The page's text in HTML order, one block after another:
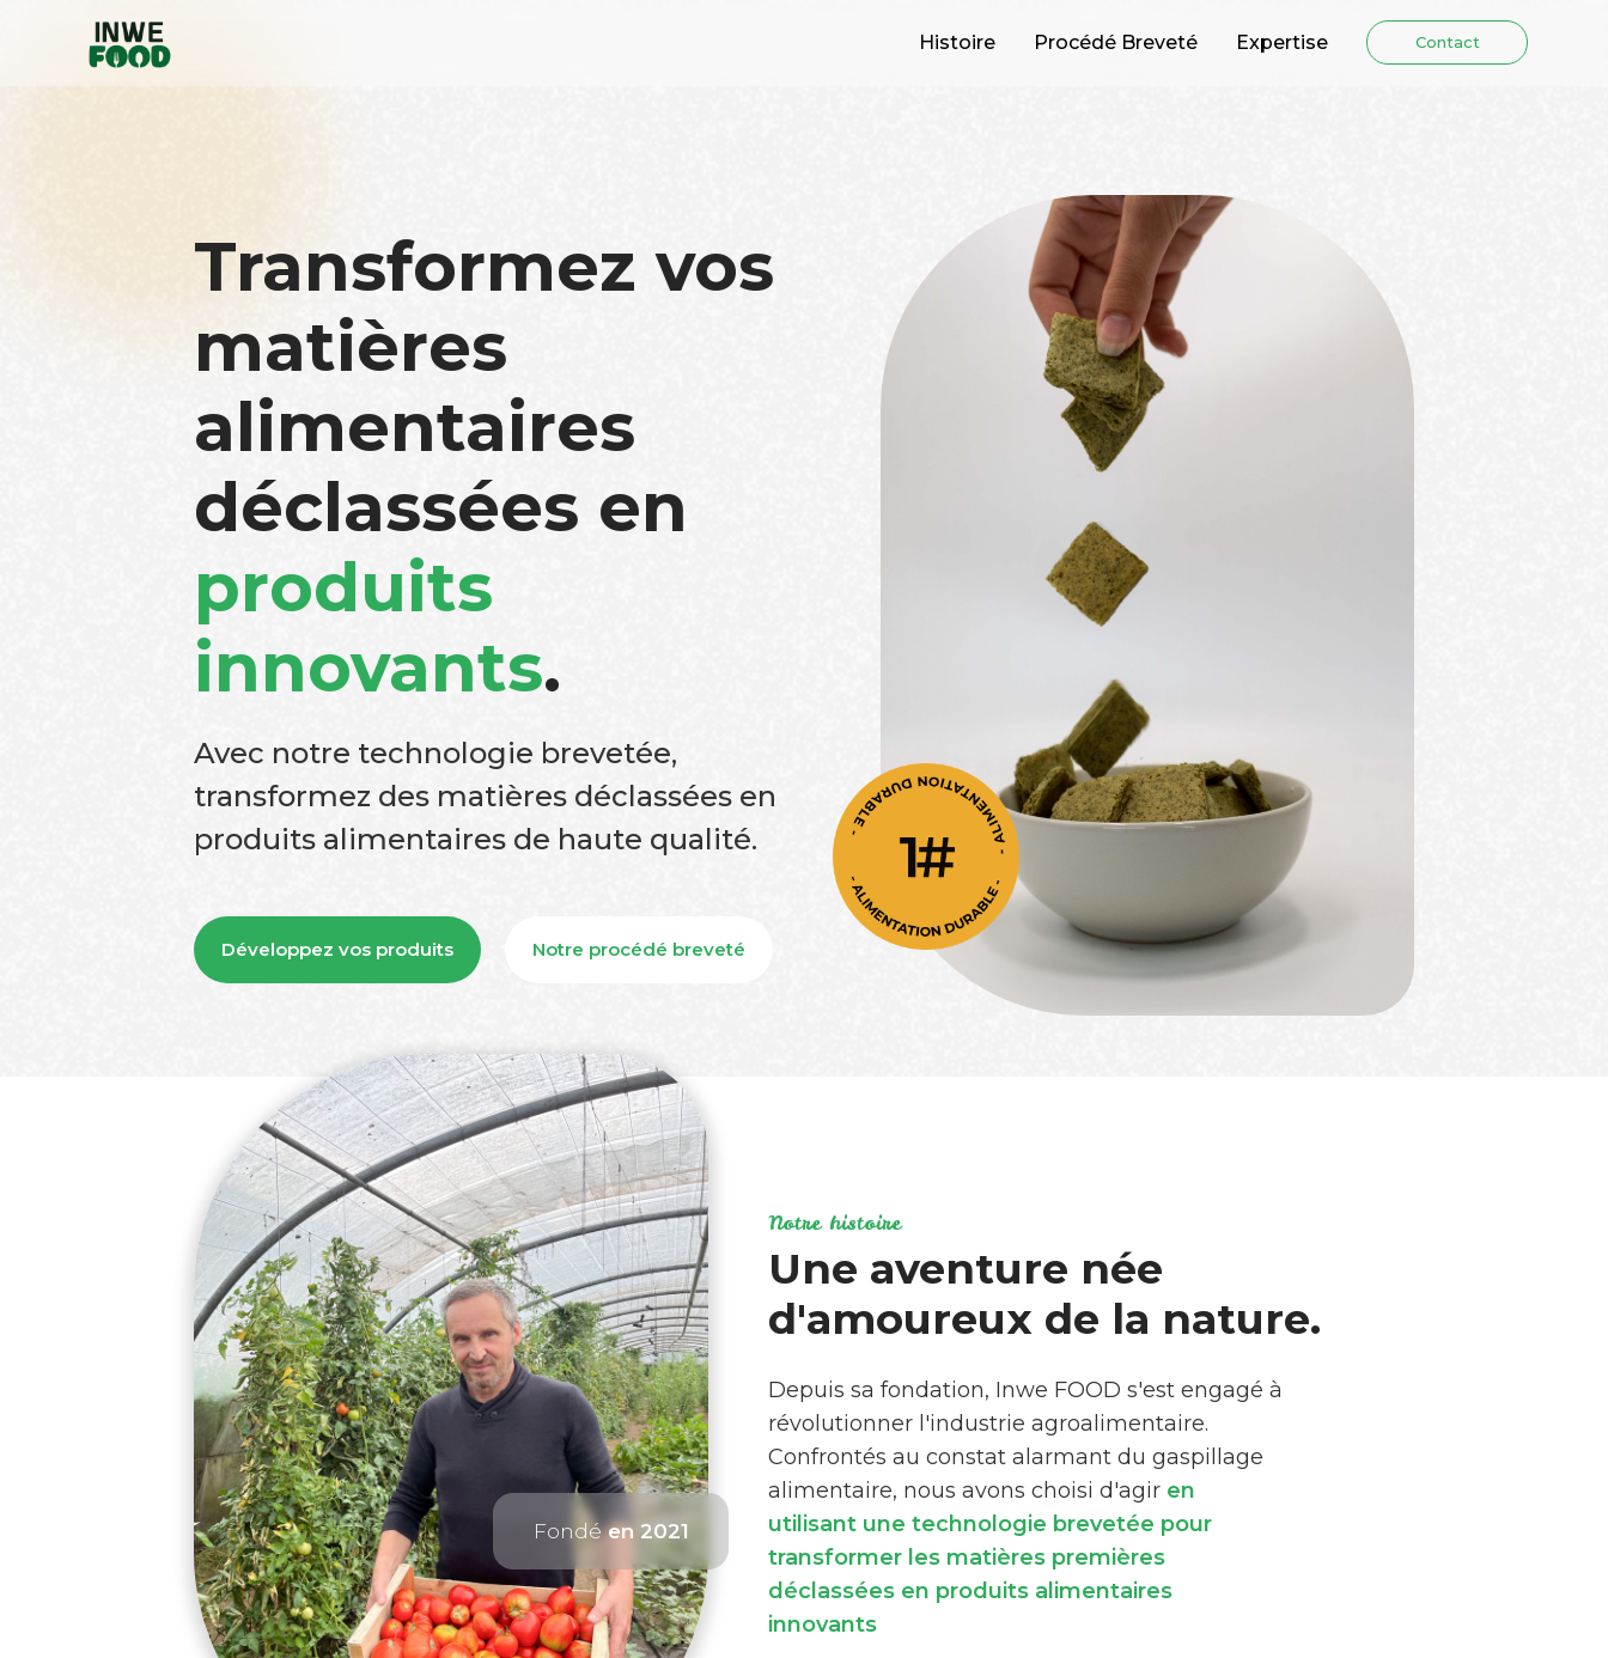
Histoire Procédé Breveté Expertise Contact
Transformez vos
matières
alimentaires
déclassées en
produits
innovants.
Avec notre technologie brevetée,
transformez des matières déclassées en
produits alimentaires de haute qualité.
Développez vos produits Notre procédé breveté
Fondéen 2021
Notre histoire
Une aventure née
d'amoureux de la nature.
Depuis sa fondation, Inwe FOOD s'est engagé à
révolutionner l'industrie agroalimentaire.
Confrontés au constat alarmant du gaspillage
alimentaire, nous avons choisi d'agir en
utilisant une technologie brevetée pour
transformer les matières premières
déclassées en produits alimentaires
innovants